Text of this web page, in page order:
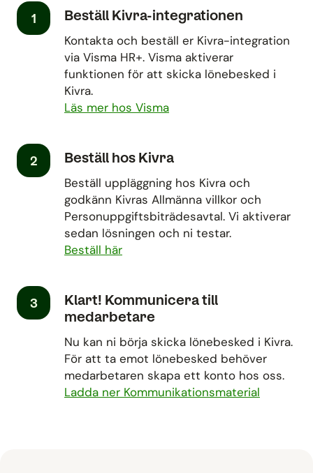
1 Beställ Kivra-integrationen
Kontakta och beställ er Kivra-integration
via Visma HR+. Visma aktiverar
funktionen för att skicka lönebesked i
Kivra.
Läs mer hos Visma
2 Beställ hos Kivra
Beställ uppläggning hos Kivra och
godkänn Kivras Allmänna villkor och
Personuppgiftsbiträdesavtal. Vi aktiverar
sedan lösningen och ni testar.
Beställ här
3
Klart! Kommunicera till
medarbetare
Nu kan ni börja skicka lönebesked i Kivra.
För att ta emot lönebesked behöver
medarbetaren skapa ett konto hos oss.
Ladda ner Kommunikationsmaterial